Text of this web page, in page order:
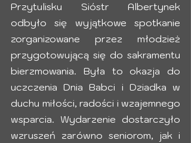
Przytulisku Sióstr Albertynek
odbyło się wyjątkowe spotkanie
zorganizowane przez młodzież
przygotowującą się do sakramentu
bierzmowania. Była to okazja do
uczczenia Dnia Babci i Dziadka w
duchu miłości, radości i wzajemnego
wsparcia. Wydarzenie dostarczyło
wzruszeń zarówno seniorom, jak i